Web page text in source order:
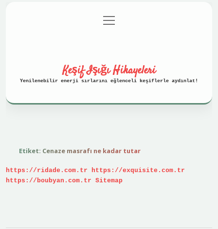
Gizlilik Politikası
menüyü
aç
Keşif Işığı Hikayeleri
Yenilenebilir enerji sırlarını eğlenceli keşiflerle aydınlat!
Etiket: Cenaze masrafı ne kadar tutar
https://ridade.com.tr
https://exquisite.com.tr
https://boubyan.com.tr Sitemap